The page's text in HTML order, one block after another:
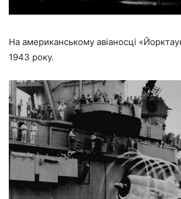
На американському авіаносці
1943 року.